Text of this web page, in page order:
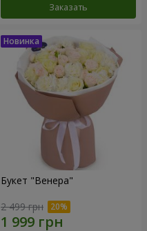
Заказать
Букет "Венера"
2 499 грн